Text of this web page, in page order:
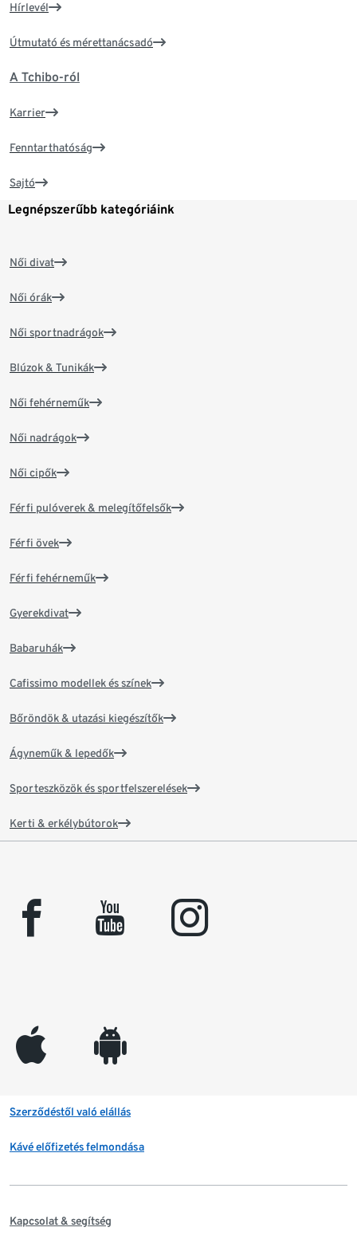
Hírlevél
Útmutató és mérettanácsadó
A Tchibo-ról
Karrier
Fenntarthatóság
Sajtó
Legnépszerűbb kategóriáink
Női divat
Női órák
Női sportnadrágok
Blúzok & Tunikák
Női fehérneműk
Női nadrágok
Női cipők
Férfi pulóverek & melegítőfelsők
Férfi övek
Férfi fehérneműk
Gyerekdivat
Babaruhák
Cafissimo modellek és színek
Bőröndök & utazási kiegészítők
Ágyneműk & lepedők
Sporteszközök és sportfelszerelések
Kerti & erkélybútorok
facebook youtube instagram
appleinc android
Szerződéstől való elállás
Kávé előfizetés felmondása
Kapcsolat & segítség